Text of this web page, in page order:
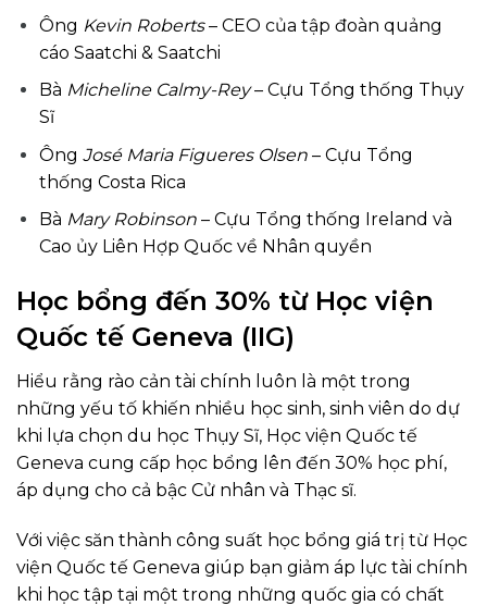
Ông Kevin Roberts– CEO của tập đoàn quảng
cáo Saatchi & Saatchi
Bà Micheline Calmy-Rey– Cựu Tổng thống Thụy
Sĩ
Ông José Maria Figueres Olsen – Cựu Tổng
thống Costa Rica
Bà Mary Robinson– Cựu Tổng thống Ireland và
Cao ủy Liên Hợp Quốc về Nhân quyền
Học bổng đến 30% từ Học viện
Quốc tế Geneva (IIG)
Hiểu rằng rào cản tài chính luôn là một trong
những yếu tố khiến nhiều học sinh, sinh viên do dự
khi lựa chọn du học Thụy Sĩ, Học viện Quốc tế
Geneva cung cấp học bổng lên đến 30% học phí,
áp dụng cho cả bậc Cử nhân và Thạc sĩ.
Với việc săn thành công suất học bổng giá trị từ Học
viện Quốc tế Geneva giúp bạn giảm áp lực tài chính
khi học tập tại một trong những quốc gia có chất